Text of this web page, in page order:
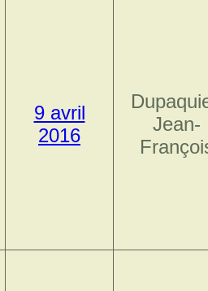
9 avril
2016
Jean-